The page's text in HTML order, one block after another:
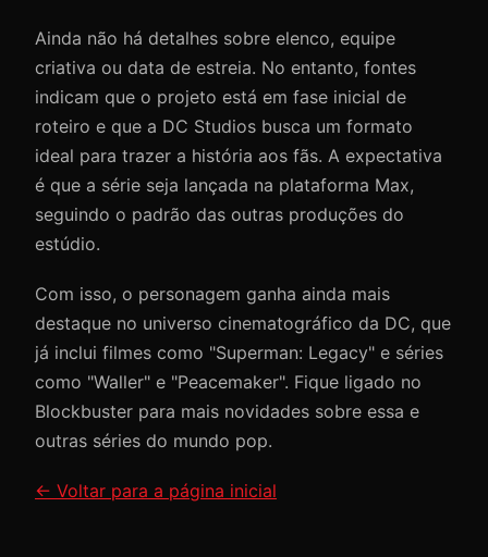
Ainda não há detalhes sobre elenco, equipe
criativa ou data de estreia. No entanto, fontes
indicam que o projeto está em fase inicial de
roteiro e que a DC Studios busca um formato
ideal para trazer a história aos fãs. A expectativa
é que a série seja lançada na plataforma Max,
seguindo o padrão das outras produções do
estúdio.
Com isso, o personagem ganha ainda mais
destaque no universo cinematográfico da DC, que
já inclui filmes como "Superman: Legacy" e séries
como "Waller" e "Peacemaker". Fique ligado no
Blockbuster para mais novidades sobre essa e
outras séries do mundo pop.
← Voltar para a página inicial